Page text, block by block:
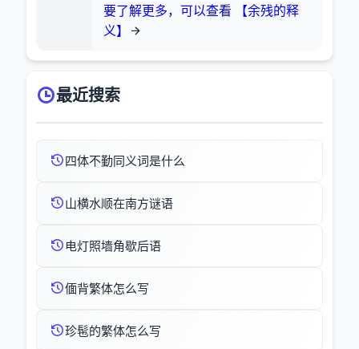
要了解更多，可以查看 【余残的释
义】
最近搜索
四体不勤同义词是什么
山横水顺在南方谜语
电灯照墙角歇后语
偭背繁体怎么写
珍髢的繁体怎么写